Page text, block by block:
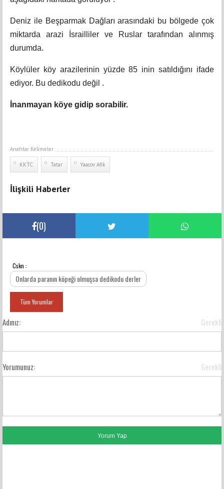
Deniz ile Beşparmak Dağları arasındaki bu bölgede çok
miktarda arazi İsrailliler ve Ruslar tarafından alınmış
durumda.
Köylüler köy arazilerinin yüzde 85 inin satıldığını ifade
ediyor. Bu dedikodu değil .
İnanmayan köye gidip sorabilir.
Anahtar Kelimeler
KKTC Tatar Yaacov Afik
İlişkili Haberler
(0)
YORUMLAR
Cskn :
Onlarda paranın köpeği olmuşsa dedikodu derler
Tüm Yorumlar
Adınız: Gerekli
Yorumunuz: Gerekli